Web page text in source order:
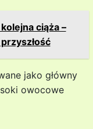
ciąża –
jako główny
owocowe